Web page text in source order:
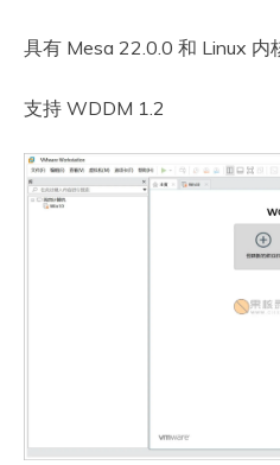
具有 Mesa 22.0.0 和 Linux 内
支持 WDDM 1.2